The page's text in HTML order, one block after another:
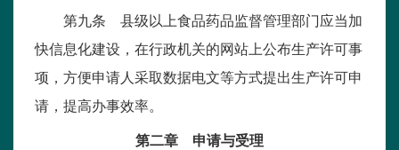
第九条 县级以上食品药品监督管理部门应当加
快信息化建设，在行政机关的网站上公布生产许可事
项，方便申请人采取数据电文等方式提出生产许可申
请，提高办事效率。
第二章 申请与受理